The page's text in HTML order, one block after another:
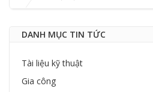
DANH MỤC TIN TỨC
Tài liệu kỹ thuật
Gia công